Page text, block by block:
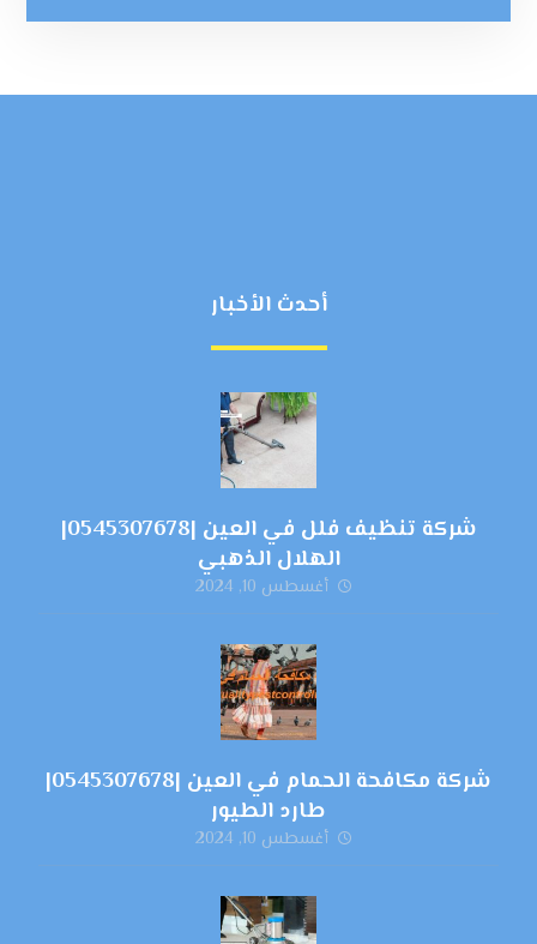
أحدث الأخبار
شركة تنظيف فلل في العين |0545307678|
الهلال الذهبي
أغسطس 10, 2024
شركة مكافحة الحمام في العين |0545307678|
طارد الطيور
أغسطس 10, 2024